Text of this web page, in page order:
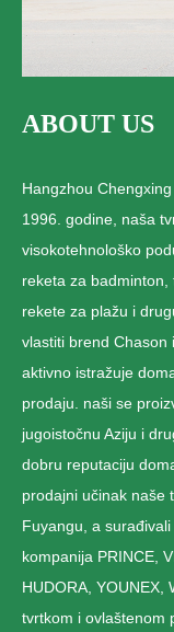
ABOUT US
Hangzhou
1996. godine, naša
visokotehnološko
reketa za badminton,
rekete za plažu i
vlastiti brend Chason
aktivno istražuje
prodaju. naši se
jugoistočnu Aziju i
dobru reputaciju
prodajni učinak naše
Fuyangu, a
kompanija PRINCE,
HUDORA, YOUNEX,
tvrtkom i ovlaštenom